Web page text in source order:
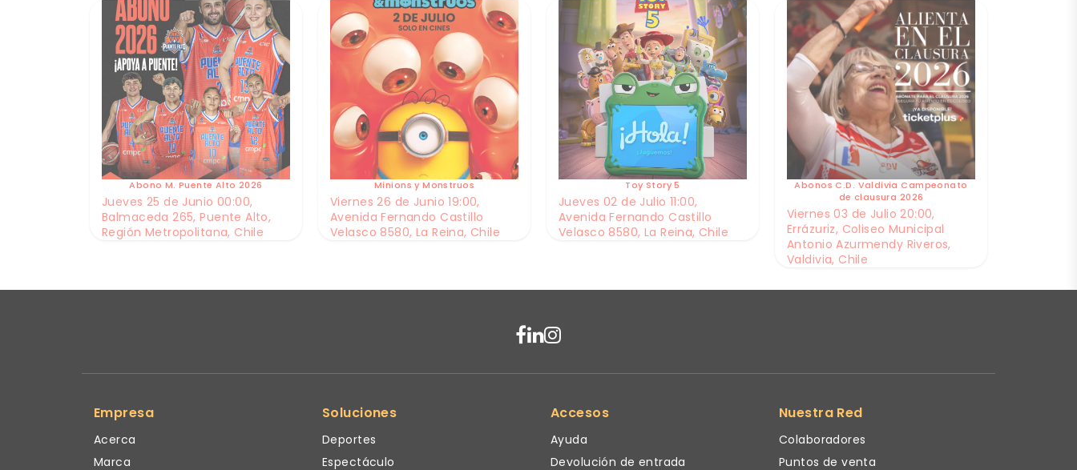
Abono M. Puente Alto 2026
Jueves 25 de Junio 00:00,
Balmaceda 265, Puente Alto,
Región Metropolitana, Chile
Minions y Monstruos
Viernes 26 de Junio 19:00,
Avenida Fernando Castillo
Velasco 8580, La Reina, Chile
Toy Story 5
Jueves 02 de Julio 11:00,
Avenida Fernando Castillo
Velasco 8580, La Reina, Chile
Abonos C.D. Valdivia Campeonato
de clausura 2026
Viernes 03 de Julio 20:00,
Errázuriz, Coliseo Municipal
Antonio Azurmendy Riveros,
Valdivia, Chile
Empresa
Acerca
Marca
Soluciones
Deportes
Espectáculo
Accesos
Ayuda
Devolución de entrada
Nuestra Red
Colaboradores
Puntos de venta